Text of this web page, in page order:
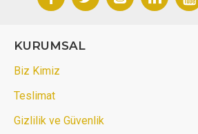
KURUMSAL
Biz Kimiz
Teslimat
Gizlilik ve Güvenlik